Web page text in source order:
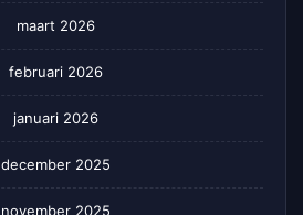
maart 2026
februari 2026
januari 2026
december 2025
november 2025